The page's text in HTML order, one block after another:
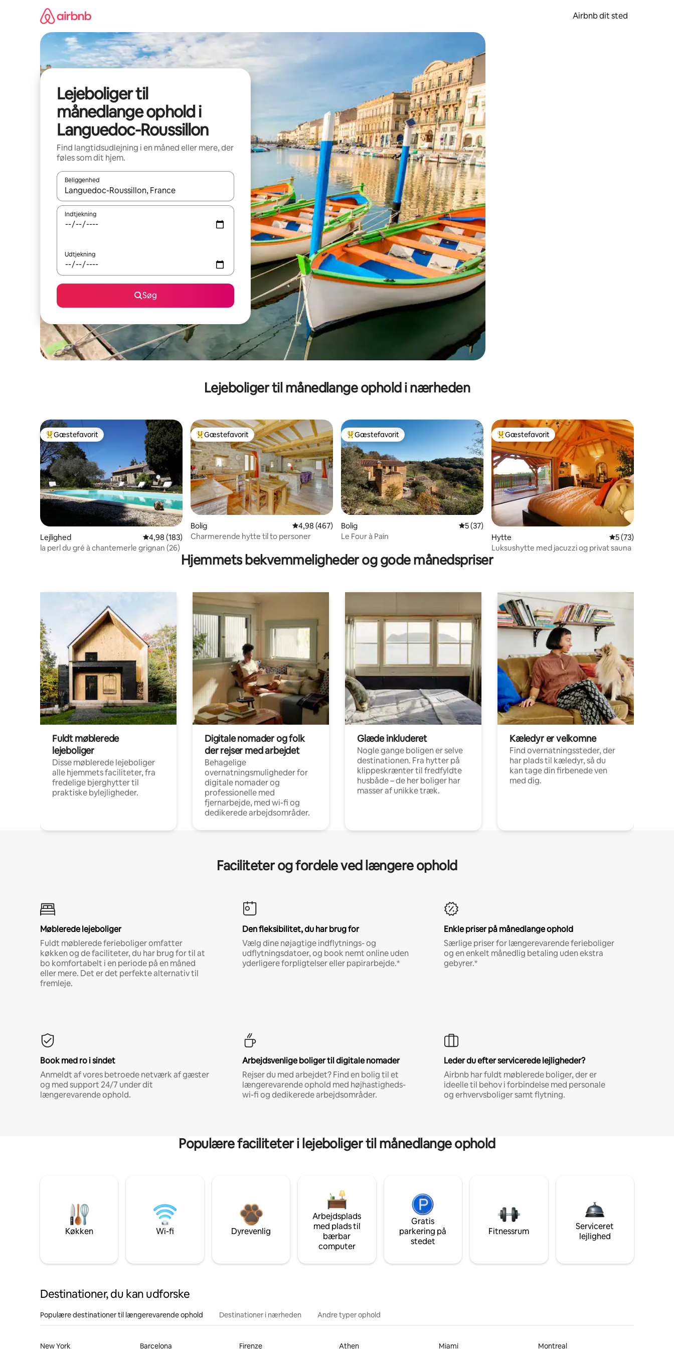
Airbnb dit sted
Lejeboliger til
månedlange ophold i
Languedoc-Roussillon
Find langtidsudlejning i en måned eller mere, der
føles som dit hjem.
Beliggenhed
Når resultaterne er tilgængelige, skal du navigere med piletasterne op og ned eller se mere ved at trykke eller stryge.
Indtjekning
Udtjekning
Søg
Lejeboliger til månedlange ophold i nærheden
Bedste gæstefavorit
Gæstefavorit
Lejlighed 4,98 ud af 5 i gennemsnitlig bedømmelse, 183 omtaler
4,98 (183)
la perl du gré à chantemerle grignan (26)
Bedste gæstefavorit
Gæstefavorit
Bolig 4,98 ud af 5 i gennemsnitlig bedømmelse, 467 omtaler
4,98 (467)
Charmerende hytte til to personer
Bedste gæstefavorit
Gæstefavorit
Bolig 5 ud af 5 i gennemsnitlig bedømmelse, 37 omtaler
5 (37)
Le Four à Pain
Bedste gæstefavorit
Gæstefavorit
Hytte 5 ud af 5 i
5 (73)
Luksushytte med jacuzzi og privat sauna
Hjemmets bekvemmeligheder og gode månedspriser
Fuldt møblerede
lejeboliger
Disse møblerede lejeboliger
alle hjemmets faciliteter, fra
fredelige bjerghytter til
praktiske bylejligheder.
Digitale nomader og folk
der rejser med arbejdet
Behagelige
overnatningsmuligheder for
digitale nomader og
professionelle med
fjernarbejde, med wi-fi og
dedikerede arbejdsområder.
Glæde inkluderet
Nogle gange boligen er selve
destinationen. Fra hytter på
klippeskrænter til fredfyldte
husbåde – de her boliger har
masser af unikke træk.
Kæledyr er velkomne
Find overnatningssteder, der
har plads til kæledyr, så du
kan tage din firbenede ven
med dig.
Faciliteter og fordele ved længere ophold
Møblerede lejeboliger
Fuldt møblerede ferieboliger omfatter
køkken og de faciliteter, du har brug for til at
bo komfortabelt i en periode på en måned
eller mere. Det er det perfekte alternativ til
fremleje.
Den fleksibilitet, du har brug for
Vælg dine nøjagtige indflytnings- og
udflytningsdatoer, og book nemt online uden
yderligere forpligtelser eller papirarbejde.*
Enkle priser på månedlange ophold
Særlige priser for længerevarende ferieboliger
og en enkelt månedlig betaling uden ekstra
gebyrer.*
Book med ro i sindet
Anmeldt af vores betroede netværk af gæster
og med support 24/7 under dit
længerevarende ophold.
Arbejdsvenlige boliger til digitale nomader
Rejser du med arbejdet? Find en bolig til et
længerevarende ophold med højhastigheds-
wi-fi og dedikerede arbejdsområder.
Leder du efter servicerede lejligheder?
Airbnb har fuldt møblerede boliger, der er
ideelle til behov i forbindelse med personale
og erhvervsboliger samt flytning.
Populære faciliteter i lejeboliger til månedlange ophold
Køkken Wi-fi Dyrevenlig
Arbejdsplads
med plads til
bærbar
computer
Gratis
parkering på
stedet
Fitnessrum
Serviceret
lejlighed
Destinationer, du kan udforske
Populære destinationer til længerevarende ophold Destinationer i nærheden Andre typer ophold
New York Barcelona Firenze Athen Miami Montreal